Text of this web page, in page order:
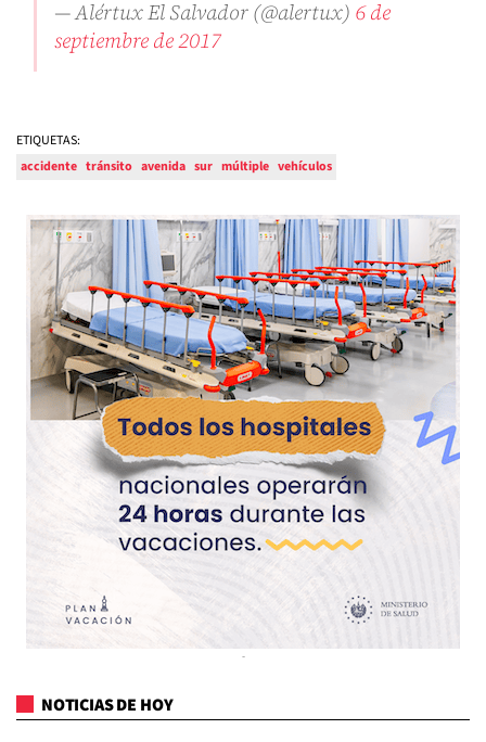
— Alértux El Salvador (@alertux) 6 de
septiembre de 2017
ETIQUETAS:
accidente tránsito avenida sur múltiple vehículos
NOTICIAS DE HOY